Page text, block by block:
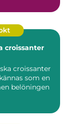
croissanter
croissanter
som en
belöningen